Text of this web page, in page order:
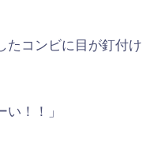
たコンビに目が釘付け
い！！」